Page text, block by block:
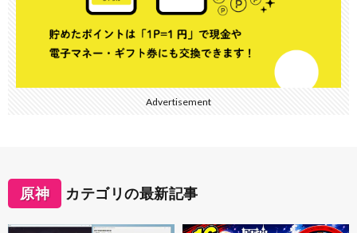
Advertisement
原神 カテゴリの最新記事